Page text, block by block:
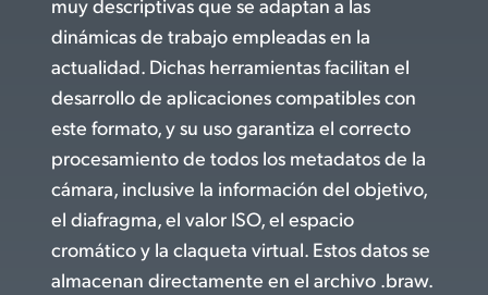
dinámicas de trabajo empleadas en la
actualidad. Dichas herramientas facilitan el
desarrollo de aplicaciones compatibles con
este formato, y su uso garantiza el correcto
procesamiento de todos los metadatos de la
cámara, inclusive la información del objetivo,
el diafragma, el valor ISO, el espacio
cromático y la claqueta virtual. Estos datos se
almacenan directamente en el archivo .braw.